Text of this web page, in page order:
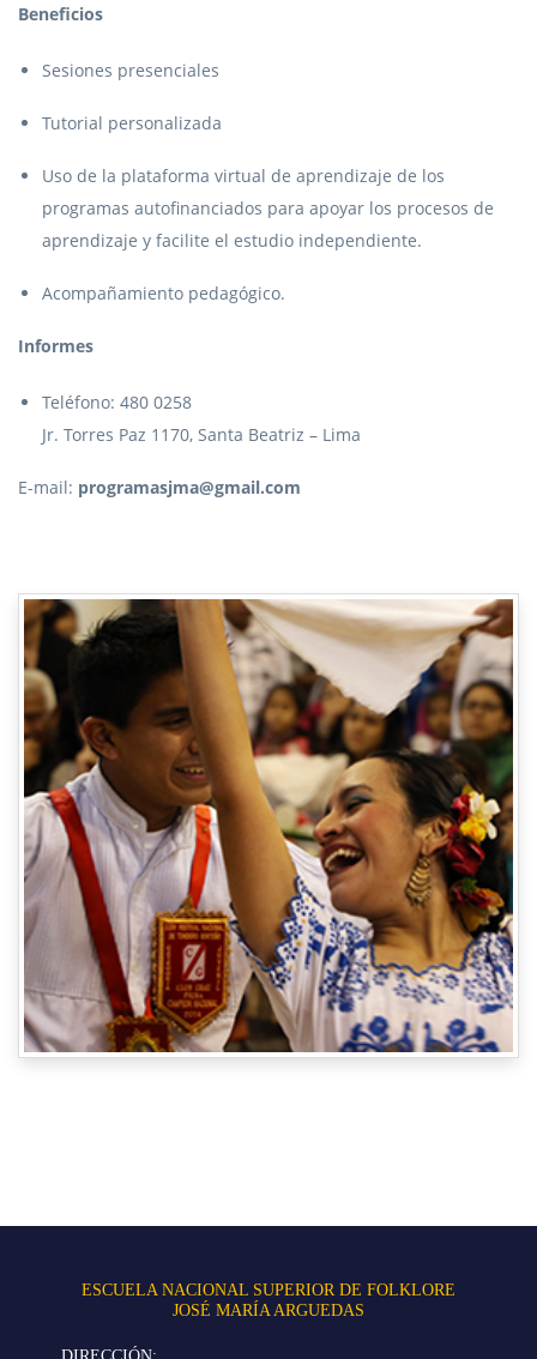
Beneficios
Sesiones presenciales
Tutorial personalizada
Uso de la plataforma virtual de aprendizaje de los
programas autofinanciados para apoyar los procesos de
aprendizaje y facilite el estudio independiente.
Acompañamiento pedagógico.
Informes
Teléfono: 480 0258
Jr. Torres Paz 1170, Santa Beatriz – Lima
E-mail: programasjma@gmail.com
ESCUELA NACIONAL SUPERIOR DE FOLKLORE
JOSÉ MARÍA ARGUEDAS